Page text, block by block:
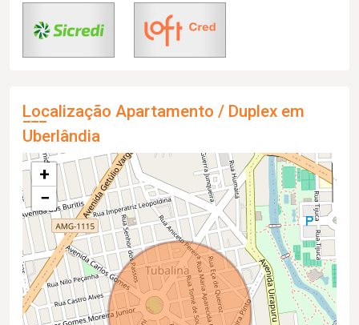
Localização Apartamento / Duplex em
Uberlândia
+
−